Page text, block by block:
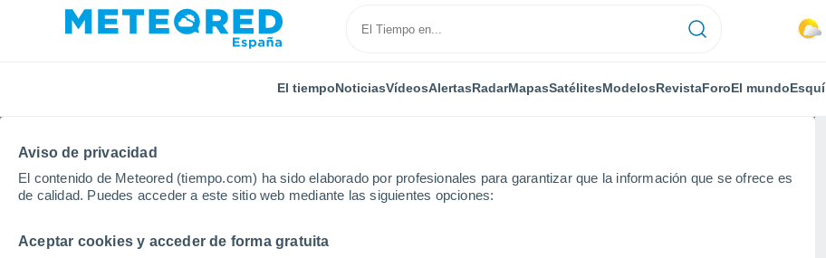
Aviso de privacidad
El contenido de Meteored (tiempo.com) ha sido elaborado por profesionales para garantizar que la información que se ofrece es
de calidad. Puedes acceder a este sitio web mediante las siguientes opciones:
Aceptar cookies y acceder de forma gratuita
El tiempoNoticiasVídeosAlertasRadarMapasSatélitesModelosRevistaForoEl mundoEsquí
Inicio Suiza Appenzell Rodas Interiores